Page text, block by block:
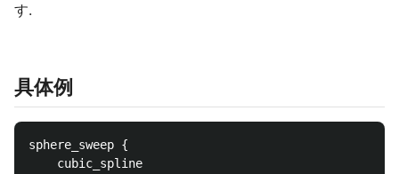
す.
具体例
sphere_sweep {
    cubic_spline